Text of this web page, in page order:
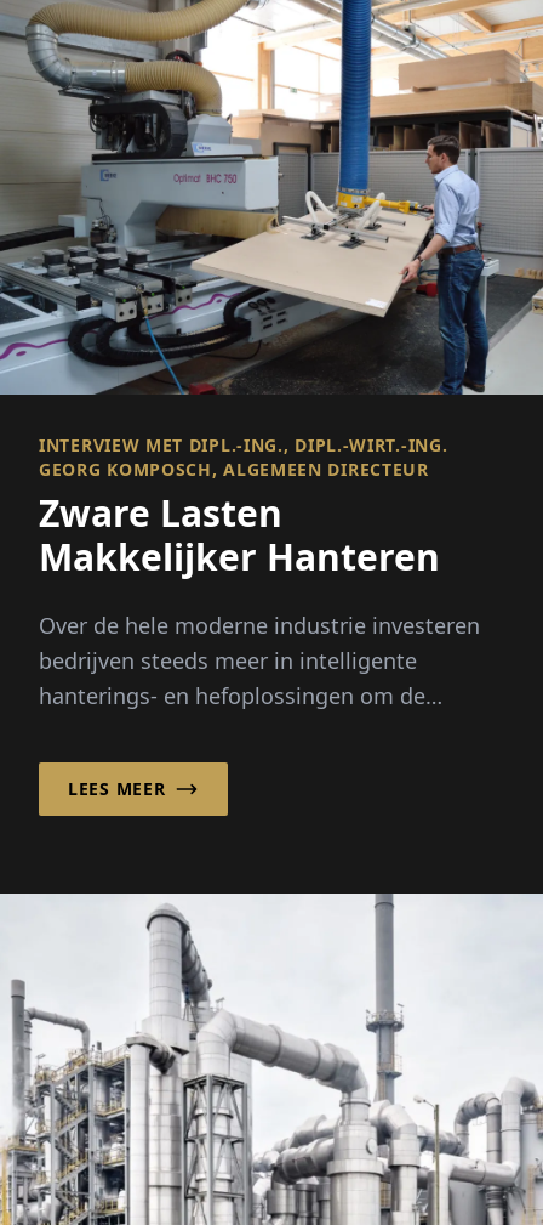
INTERVIEW MET DIPL.-ING., DIPL.-WIRT.-ING.
GEORG KOMPOSCH, ALGEMEEN DIRECTEUR
Zware Lasten
Makkelijker Hanteren
Over de hele moderne industrie investeren
bedrijven steeds meer in intelligente
hanterings- en hefoplossingen om de
LEES MEER